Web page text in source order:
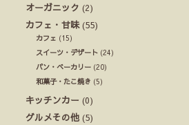
オーガニック (2)
カフェ・甘味(55)
カフェ (15)
スイーツ・デザート (24)
パン・ベーカリー (20)
和菓子・たこ焼き (5)
キッチンカー (0)
グルメその他 (5)